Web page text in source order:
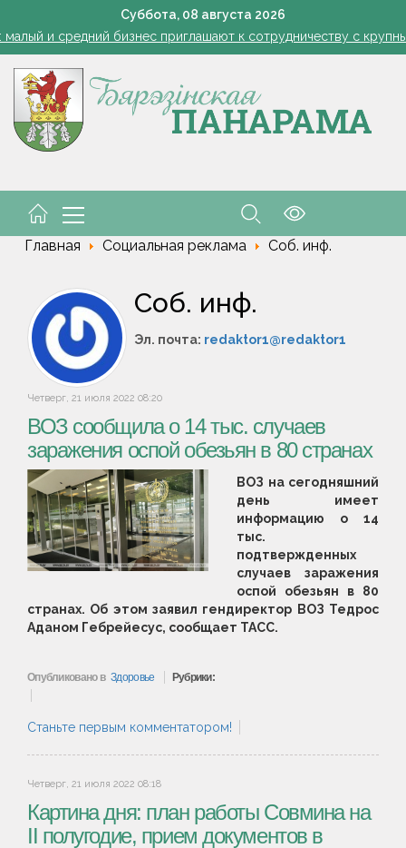
Суббота, 08 августа 2026
1 стакан в ведро — тля и плодожорка бегут: Августовская
и средний бизнес приглашают к сотрудничеству с
маршруты, ассортимент. Лукашенко обозначил слабые
возмутился качеством товаров в магазинах на селе:
1 стакан в ведро — тля и плодожорка бегут: Августовская
маршруты, ассортимент. Лукашенко обозначил слабые
Главная Социальная реклама Соб. инф.
Соб. инф.
Эл. почта: redaktor1@redaktor1
Четверг, 21 июля 2022 08:20
ВОЗ сообщила о 14 тыс. случаев
заражения оспой обезьян в 80 странах
ВОЗ на сегодняшний
день имеет
информацию о 14
тыс.
подтвержденных
случаев заражения
оспой обезьян в 80
странах. Об этом заявил гендиректор ВОЗ Тедрос
Аданом Гебрейесус, сообщает ТАСС.
Опубликовано в Здоровье Рубрики:
Станьте первым комментатором!
Четверг, 21 июля 2022 08:18
Картина дня: план работы Совмина на
II полугодие, прием документов в